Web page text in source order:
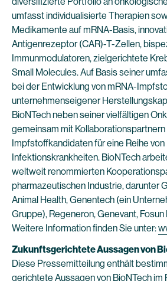
umfasst individualisierte Therapien
Medikamente auf mRNA-Basis,
Antigenrezeptor (CAR)-T-Zellen,
Immunmodulatoren, zielgerichtete
Small Molecules. Auf Basis seiner
bei der Entwicklung von mRNA-
unternehmenseigener
BioNTech neben seiner vielfältigen
gemeinsam mit
Impfstoffkandidaten für eine Reihe von
Infektionskrankheiten. BioNTech
weltweit renommierten
pharmazeutischen Industrie, darunter
Animal Health, Genentech (ein
Gruppe), Regeneron, Genevant, Fosun
Weitere Information finden Sie unter:
Zukunftsgerichtete Aussagen von
Diese Pressemitteilung enthält
gerichtete Aussagen von BioNTech im